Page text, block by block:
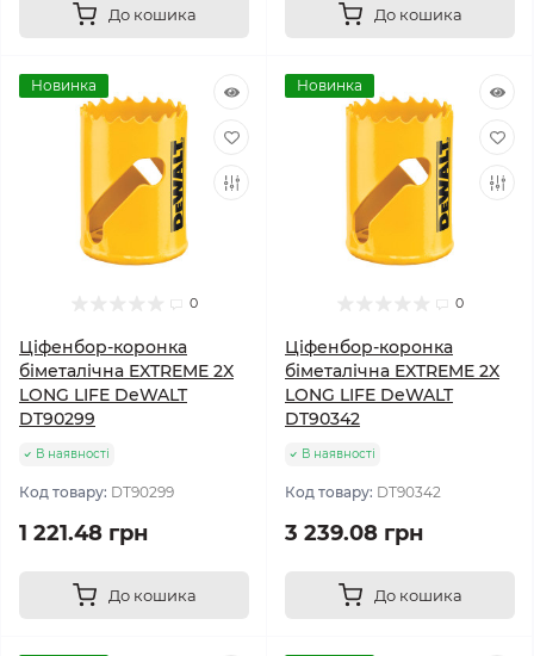
До кошика До кошика
Новинка
0
Ціфенбор-коронка
біметалічна EXTREME 2X
LONG LIFE DeWALT
DT90299
В наявності
Код товару: DT90299
1 221.48 грн
До кошика
Новинка
0
Ціфенбор-коронка
біметалічна EXTREME 2X
LONG LIFE DeWALT
DT90342
В наявності
Код товару: DT90342
3 239.08 грн
До кошика